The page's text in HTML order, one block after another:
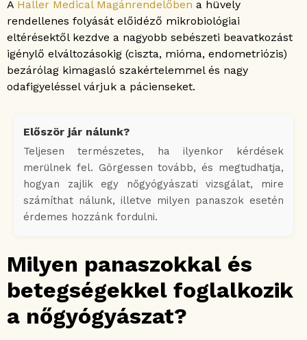
A Haller Medical Magánrendelőben a hüvely
rendellenes folyását előidéző mikrobiológiai
eltérésektől kezdve a nagyobb sebészeti beavatkozást
igénylő elváltozásokig (ciszta, mióma, endometriózis)
bezárólag kimagasló szakértelemmel és nagy
odafigyeléssel várjuk a pácienseket.
Először jár nálunk?
Teljesen természetes, ha ilyenkor kérdések
merülnek fel. Görgessen tovább, és megtudhatja,
hogyan zajlik egy nőgyógyászati vizsgálat, mire
számíthat nálunk, illetve milyen panaszok esetén
érdemes hozzánk fordulni.
Milyen panaszokkal és
betegségekkel foglalkozik
a nőgyógyászat?